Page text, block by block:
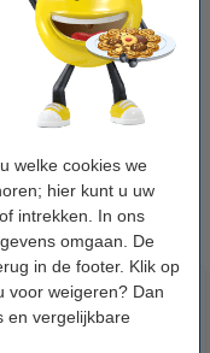
welke cookies we
hier kunt u uw
intrekken. In ons
omgaan. De
in de footer. Klik op
voor weigeren? Dan
en vergelijkbare
te nemen i.p.v. de